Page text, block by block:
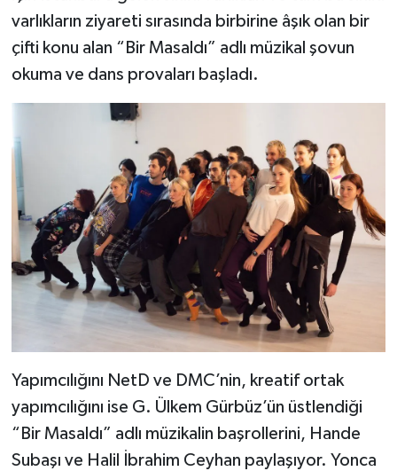
varlıkların ziyareti sırasında birbirine âşık olan bir
çifti konu alan “Bir Masaldı” adlı müzikal şovun
okuma ve dans provaları başladı.
Yapımcılığını NetD ve DMC’nin, kreatif ortak
yapımcılığını ise G. Ülkem Gürbüz’ün üstlendiği
“Bir Masaldı” adlı müzikalin başrollerini, Hande
Subaşı ve Halil İbrahim Ceyhan paylaşıyor. Yonca